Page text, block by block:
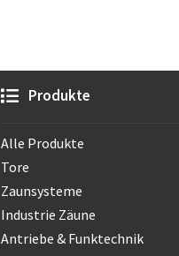
Produkte
Alle Produkte
Tore
Zaunsysteme
Industrie Zäune
Antriebe & Funktechnik